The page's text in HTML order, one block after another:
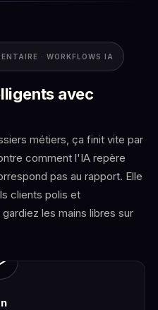
· WORKFLOWS IA
avec
métiers, ça finit vite par
comment l'IA repère
pas au rapport. Elle
clients polis et
les mains libres sur